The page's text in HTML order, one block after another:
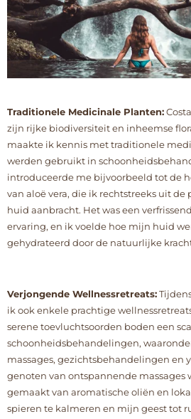
Traditionele Medicinale Planten:
zijn rijke biodiversiteit en inheemse
maakte ik kennis met traditionele
werden gebruikt in
introduceerde me bijvoorbeeld tot de
van aloë vera, die ik rechtstreeks uit
huid aanbracht. Het was een
ervaring, en ik voelde hoe mijn huid
gehydrateerd door de natuurlijke
Verjongende Wellnessretreats:
ik ook enkele prachtige
serene toevluchtsoorden boden een
schoonheidsbehandelingen,
massages, gezichtsbehandelingen en
genoten van ontspannende massages
gemaakt van aromatische oliën en
spieren te kalmeren en mijn geest tot